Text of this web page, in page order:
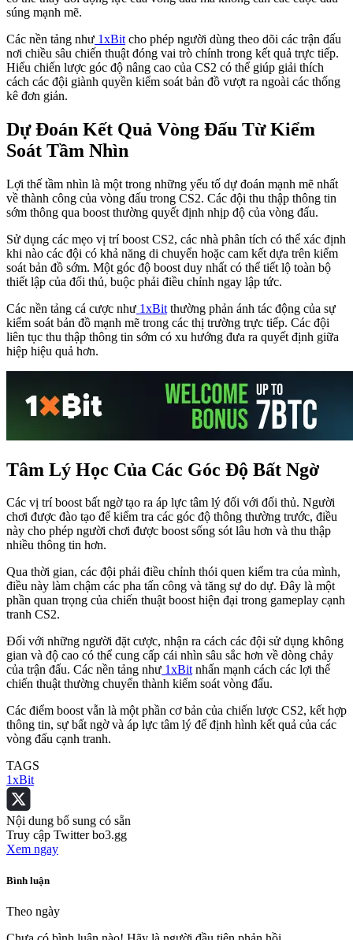
súng mạnh mẽ.
Các nền tảng như 1xBit cho phép người dùng theo dõi các trận đấu
nơi chiều sâu chiến thuật đóng vai trò chính trong kết quả trực tiếp.
Hiểu chiến lược góc độ nâng cao của CS2 có thể giúp giải thích
cách các đội giành quyền kiểm soát bản đồ vượt ra ngoài các thống
kê đơn giản.
Dự Đoán Kết Quả Vòng Đấu Từ Kiểm
Soát Tầm Nhìn
Lợi thế tầm nhìn là một trong những yếu tố dự đoán mạnh mẽ nhất
về thành công của vòng đấu trong CS2. Các đội thu thập thông tin
sớm thông qua boost thường quyết định nhịp độ của vòng đấu.
Sử dụng các mẹo vị trí boost CS2, các nhà phân tích có thể xác định
khi nào các đội có khả năng di chuyển hoặc cam kết dựa trên kiểm
soát bản đồ sớm. Một góc độ boost duy nhất có thể tiết lộ toàn bộ
thiết lập của đối thủ, buộc phải điều chỉnh ngay lập tức.
Các nền tảng cá cược như 1xBit thường phản ánh tác động của sự
kiểm soát bản đồ mạnh mẽ trong các thị trường trực tiếp. Các đội
liên tục thu thập thông tin sớm có xu hướng đưa ra quyết định giữa
hiệp hiệu quả hơn.
Tâm Lý Học Của Các Góc Độ Bất Ngờ
Các vị trí boost bất ngờ tạo ra áp lực tâm lý đối với đối thủ. Người
chơi được đào tạo để kiểm tra các góc độ thông thường trước, điều
này cho phép người chơi được boost sống sót lâu hơn và thu thập
nhiều thông tin hơn.
Qua thời gian, các đội phải điều chỉnh thói quen kiểm tra của mình,
điều này làm chậm các pha tấn công và tăng sự do dự. Đây là một
phần quan trọng của chiến thuật boost hiện đại trong gameplay cạnh
tranh CS2.
Đối với những người đặt cược, nhận ra cách các đội sử dụng không
gian và độ cao có thể cung cấp cái nhìn sâu sắc hơn về dòng chảy
của trận đấu. Các nền tảng như 1xBitnhấn mạnh cách các lợi thế
chiến thuật thường chuyển thành kiểm soát vòng đấu.
Các điểm boost vẫn là một phần cơ bản của chiến lược CS2, kết hợp
thông tin, sự bất ngờ và áp lực tâm lý để định hình kết quả của các
vòng đấu cạnh tranh.
TAGS
1xBit
Nội dung bổ sung có sẵn
Truy cập Twitter bo3.gg
Xem ngay
Bình luận
Theo ngày